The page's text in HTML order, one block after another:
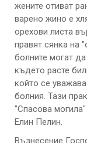
жените отиват
варено жино е
орехови листа
правят сянка на
болните могат
където расте
който се
болния. Тази
"Спасова
Елин Пелин.
Възнесение